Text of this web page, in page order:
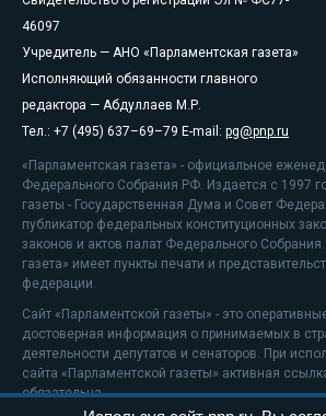
46097
Учредитель — АНО «Парламентская газета»
Исполняющий обязанности главного
редактора — Абдуллаев М.Р.
Тел.: +7 (495) 637–69–79 E-mail: pg@pnp.ru
«Парламентская газета» - официальное
Федерального Собрания РФ. Издается с 1997
газеты - Государственная Дума и Совет
публикатор федеральных конституционных
законов и актов палат Федерального
газета» имеет пункты печати и
федерации.
Сайт «Парламентской газеты» - это
достоверная информация о принимаемых в
деятельности депутатов и сенаторов. При
сайта «Парламентской газеты» активная
обязательна.